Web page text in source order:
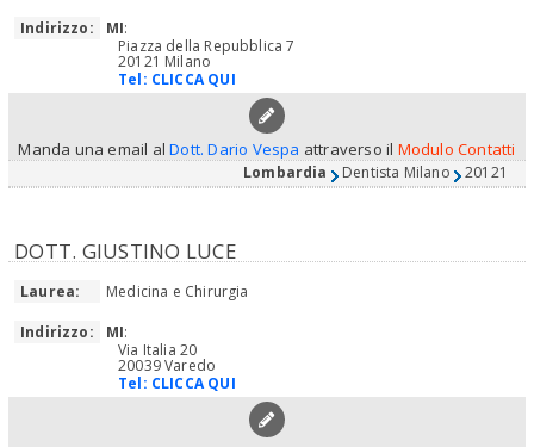
Indirizzo:
MI:
Piazza della Repubblica 7
20121 Milano
Tel: CLICCA QUI
Manda una email alDott. Dario Vespa attraverso il Modulo Contatti
Lombardia Dentista Milano 20121
DOTT. GIUSTINO LUCE
Laurea:
Medicina e Chirurgia
Indirizzo:
MI:
Via Italia 20
20039 Varedo
Tel: CLICCA QUI